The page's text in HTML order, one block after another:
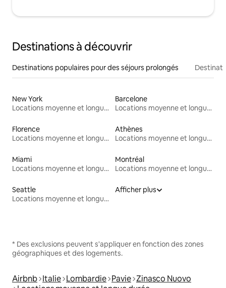
Destinations à découvrir
Destinations populaires pour des séjours prolongés
New York
Locations moyenne et longue durée
Barcelone
Locations moyenne et longue durée
Florence
Locations moyenne et longue durée
Athènes
Locations moyenne et longue durée
Miami
Locations moyenne et longue durée
Montréal
Locations moyenne et longue durée
Seattle
Locations moyenne et longue durée
Afficher plus
* Des exclusions peuvent s'appliquer en fonction des zones
géographiques et des logements.
Airbnb Italie Lombardie Pavie Zinasco Nuovo